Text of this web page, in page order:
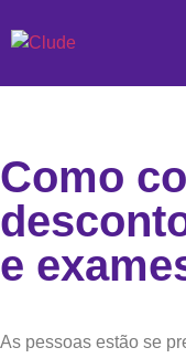
Como
e
As pessoas estão se